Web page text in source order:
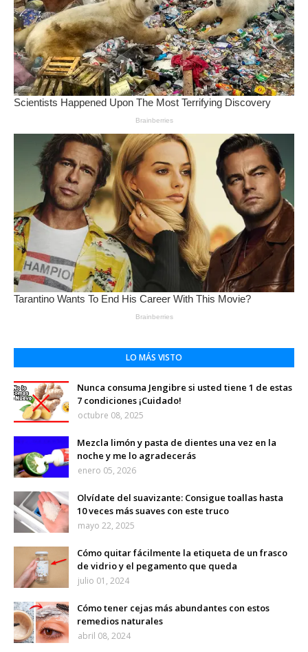
LO MÁS VISTO
Nunca consuma Jengibre si usted tiene 1 de estas
7 condiciones ¡Cuidado!
octubre 08, 2025
Mezcla limón y pasta de dientes una vez en la
noche y me lo agradecerás
enero 05, 2026
Olvídate del suavizante: Consigue toallas hasta
10 veces más suaves con este truco
mayo 22, 2025
Cómo quitar fácilmente la etiqueta de un frasco
de vidrio y el pegamento que queda
julio 01, 2024
Cómo tener cejas más abundantes con estos
remedios naturales
abril 08, 2024